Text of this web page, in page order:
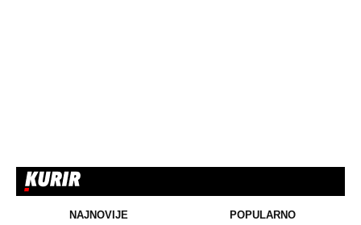
NAJNOVIJE POPULARNO